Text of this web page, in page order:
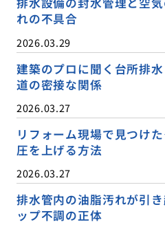
れの不具合
2026.03.29
建築のプロに聞く台所排
道の密接な関係
2026.03.27
リフォーム現場で見つけ
圧を上げる方法
2026.03.27
排水管内の油脂汚れが引
ップ不調の正体